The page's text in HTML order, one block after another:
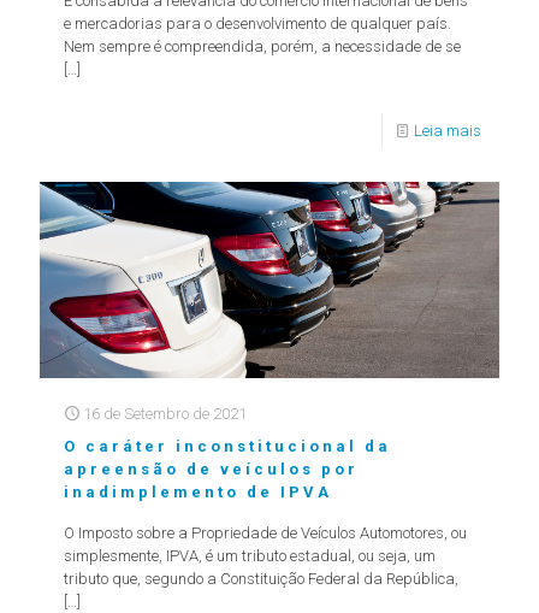
e mercadorias para o desenvolvimento de qualquer país.
Nem sempre é compreendida, porém, a necessidade de se
Leia mais
16 de Setembro de 2021
O caráter inconstitucional da
apreensão de veículos por
inadimplemento de IPVA
O Imposto sobre a Propriedade de Veículos Automotores, ou
simplesmente, IPVA, é um tributo estadual, ou seja, um
tributo que, segundo a Constituição Federal da República,
[…]